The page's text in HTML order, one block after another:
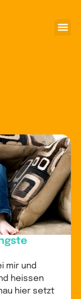
mir und
heissen
hier setzt